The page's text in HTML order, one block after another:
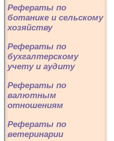
Рефераты по
ботанике и сельскому
хозяйству
Рефераты по
бухгалтерскому
учету и аудиту
Рефераты по
валютным
отношениям
Рефераты по
ветеринарии